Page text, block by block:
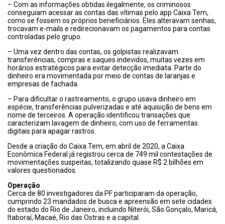
– Com as informações obtidas ilegalmente, os criminosos
conseguiam acessar as contas das vítimas pelo app Caixa Tem,
como se fossem os próprios beneficiários. Eles alteravam senhas,
trocavam e-mails e redirecionavam os pagamentos para contas
controladas pelo grupo.
– Uma vez dentro das contas, os golpistas realizavam
transferências, compras e saques indevidos, muitas vezes em
horários estratégicos para evitar detecção imediata. Parte do
dinheiro era movimentada por meio de contas de laranjas e
empresas de fachada.
– Para dificultar o rastreamento, o grupo usava dinheiro em
espécie, transferências pulverizadas e até aquisição de bens em
nome de terceiros. A operação identificou transações que
caracterizam lavagem de dinheiro, com uso de ferramentas
digitais para apagar rastros.
Desde a criação do Caixa Tem, em abril de 2020, a Caixa
Econômica Federal já registrou cerca de 749 mil contestações de
movimentações suspeitas, totalizando quase R$ 2 bilhões em
valores questionados.
Operação
Cerca de 80 investigadores da PF participaram da operação,
cumprindo 23 mandados de busca e apreensão em sete cidades
do estado do Rio de Janeiro, incluindo Niterói, São Gonçalo, Maricá,
Itaboraí, Macaé, Rio das Ostras e a capital.